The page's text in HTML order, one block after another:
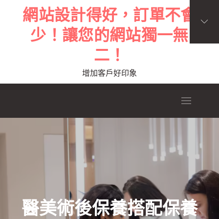
Skip
to
content
網站設計得好，訂單不會
少！讓您的網站獨一無
二！
增加客戶好印象
醫美術後保養搭配保養